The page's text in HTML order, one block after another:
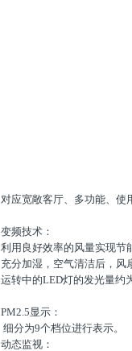
对应宽敞客厅、多功能、使
变频技术：
利用良好效率的风量实现节
充分加湿，空气清洁后，风
运转中的LED灯的发光量约
PM2.5显示：
细分为9个档位进行表示。
动态监视：